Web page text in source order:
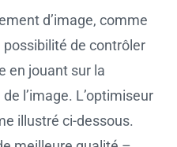
d’image, comme
possibilité de contrôler
en jouant sur la
l’image. L’optimiseur
illustré ci-dessous.